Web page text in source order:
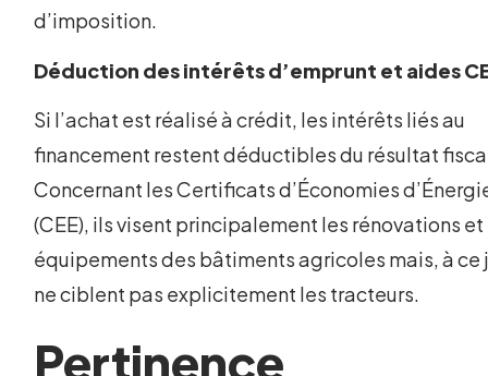
d’imposition.
Déduction des intérêts d’emprunt et aides
Si l’achat est réalisé à crédit, les intérêts liés au
financement restent déductibles du résultat
Concernant les Certificats d’Économies
(CEE), ils visent principalement les rénovations et
équipements des bâtiments agricoles mais, à ce
ne ciblent pas explicitement les tracteurs.
Pertinence